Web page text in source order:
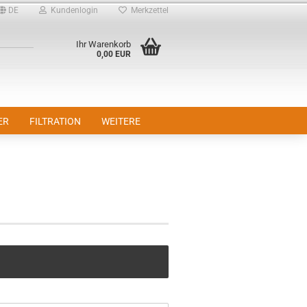
DE Kundenlogin Merkzettel
Ihr Warenkorb
0,00 EUR
FILTRATION WEITERE